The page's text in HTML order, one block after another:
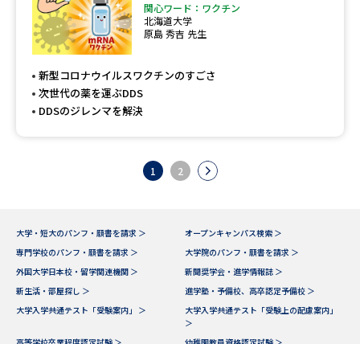
関心ワード：ワクチン
北海道大学
原島 秀吉 先生
新型コロナウイルスワクチンのすごさ
次世代の薬を運ぶDDS
DDSのジレンマを解決
1 2
大学・短大のパンフ・願書を請求 ＞
オープンキャンパス検索 ＞
専門学校のパンフ・願書を請求 ＞
大学院のパンフ・願書を請求 ＞
外国大学日本校・留学関連機関 ＞
新聞奨学会・進学情報誌 ＞
新生活・部屋探し ＞
進学塾・予備校、高卒認定予備校 ＞
大学入学共通テスト「受験案内」 ＞
大学入学共通テスト「受験上の配慮案内」
＞